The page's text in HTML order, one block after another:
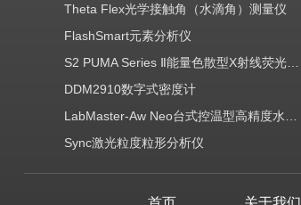
Theta Flex光学接触角（水滴角）测量仪
FlashSmart元素分析仪
DDM2910数字式密度计
Sync激光粒度粒形分析仪